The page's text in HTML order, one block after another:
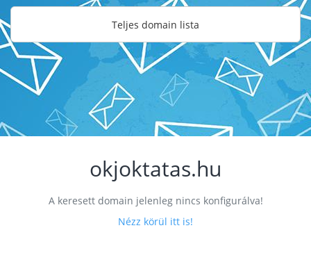
Teljes domain lista
okjoktatas.hu
A keresett domain jelenleg nincs konfigurálva!
Nézz körül itt is!